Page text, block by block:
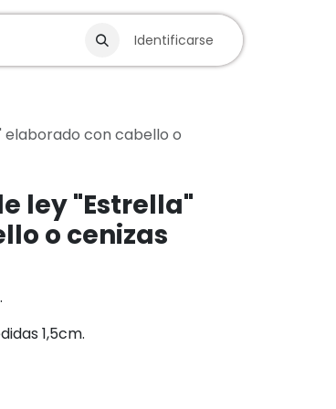
Identificarse
elaborado con cabello o
ley "Estrella"
o cenizas
1,5cm.